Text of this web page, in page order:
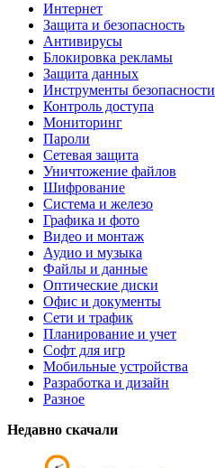
Интернет
Защита и безопасность
Антивирусы
Блокировка рекламы
Защита данных
Инструменты безопасности
Контроль доступа
Мониторинг
Пароли
Сетевая защита
Уничтожение файлов
Шифрование
Система и железо
Графика и фото
Видео и монтаж
Аудио и музыка
Файлы и данные
Оптические диски
Офис и документы
Сети и трафик
Планирование и учет
Софт для игр
Мобильные устройства
Разработка и дизайн
Разное
Недавно скачали